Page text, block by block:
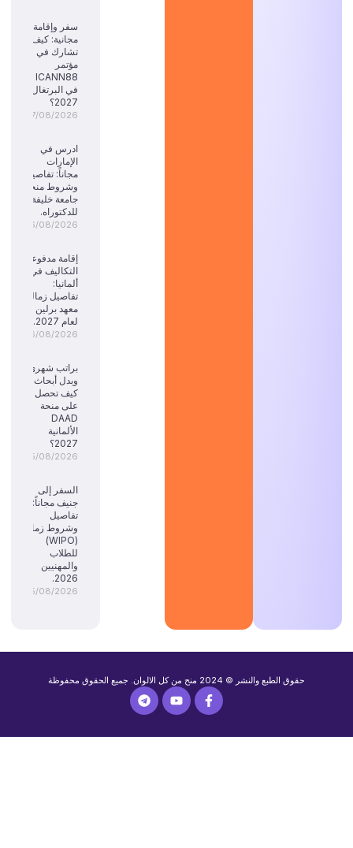
سفر وإقامة
مجانية: كيف
تشارك في
مؤتمر
ICANN88
في البرتغال
2027؟
07/08/2026
ادرس في
الإمارات
مجاناً: تفاصيل
وشروط منحة
جامعة خليفة
للدكتوراه.
06/08/2026
إقامة مدفوعة
التكاليف في
ألمانيا:
تفاصيل زمالة
معهد برلين
06/08/2026
براتب شهري
وبدل أبحاث:
كيف تحصل
على منحة
DAAD
الألمانية
2027؟
05/08/2026
السفر إلى
جنيف مجاناً:
تفاصيل
وشروط زمالة
(WIPO)
للطلاب
والمهنيين
2026.
05/08/2026
حقوق الطبع والنشر © 2024 منح من كل الالوان. جميع الحقوق محفوظة